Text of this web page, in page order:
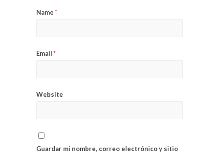
Name*
Email*
Website
Guardar mi nombre, correo electrónico y sitio